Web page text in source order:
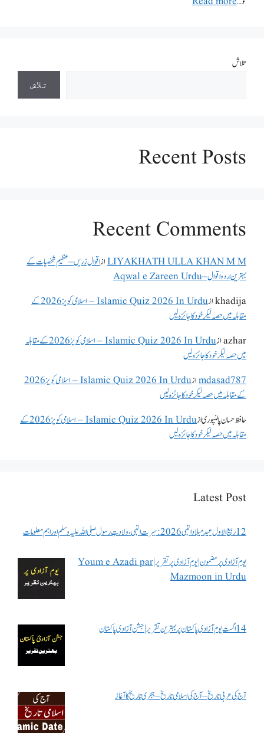
تلاش
تلاش
Recent Posts
Recent Comments
LIYAKHATH ULLA KHAN M Mازاقوال زریں – عظیم شخصیات کے
بہترین اردو اقوال – Aqwal e Zareen Urdu
khadijaاز
Islamic Quiz 2026 In Urdu – اسلامی کویز 2026 کے
مقابلہ میں حصہ لیکر خود کا جائزہ لیں
azharاز
Islamic Quiz 2026 In Urdu – اسلامی کویز 2026 کے مقابلہ
میں حصہ لیکر خود کا جائزہ لیں
mdasad787از
Islamic Quiz 2026 In Urdu – اسلامی کویز 2026
کے مقابلہ میں حصہ لیکر خود کا جائزہ لیں
حافظ حسان پالنپوریاز
Islamic Quiz 2026 In Urdu – اسلامی کویز 2026 کے
مقابلہ میں حصہ لیکر خود کا جائزہ لیں
Latest Post
12 ربیع الاول عید میلاد النبی 2026: سیرت النبی، ولادتِ رسول صلی اللہ علیہ وسلم اور اہم معلومات
یوم آزادی پر مضمون | یوم آزادی پر تقریر | Youm e Azadi par
Mazmoon in Urdu
14 اگست یوم آزادی پاکستان پر بہترین تقریر | جشن آزادی پاکستان
آج کی عربی تاریخ – آج کی اسلامی تاریخ – ہجری تاریخ کا آغاز